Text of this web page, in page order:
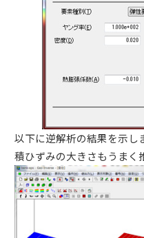
以下に逆解析の結果を示し
積ひずみの大きさもうまく